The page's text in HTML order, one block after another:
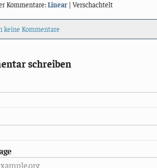
Kommentare:Linear| Verschachtelt
keine Kommentare
schreiben